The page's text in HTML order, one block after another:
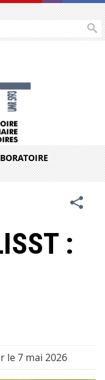
:
le 7 mai 2026